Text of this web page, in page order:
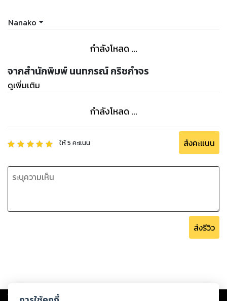
พอจบภารกิจทั้งสองแล้ว คิดว่าจะได้พัก ก็ยังโชคร้าย ถูกลากมา
เข้าทีมภารกิจช่วยโลก จากอาชญากรโรคจิตที่มีไอคิวระดับ
อีกด้วย
แล้วความรักที่มาพร้อมกับภารกิจสุดหินก็เริ่มขึ้น...ใครว่าความรักจะ
มีรสหวานเพียงอย่างเดียว มาเจอความรักของสองคนนี้ จะได้รู้ว่า
[เล่ม 2: บทที่ 11-20, นิยายหญิงรักหญิง, Yuri, NC18+]
Nanako
กำลังโหลด ...
จากสำนักพิมพ์ นนทภรณ์ กริชกำจร
ดูเพิ่มเติม
กำลังโหลด ...
ให้5 คะแนน ส่งคะแนน
ส่งรีวิว
Copyright © 2026